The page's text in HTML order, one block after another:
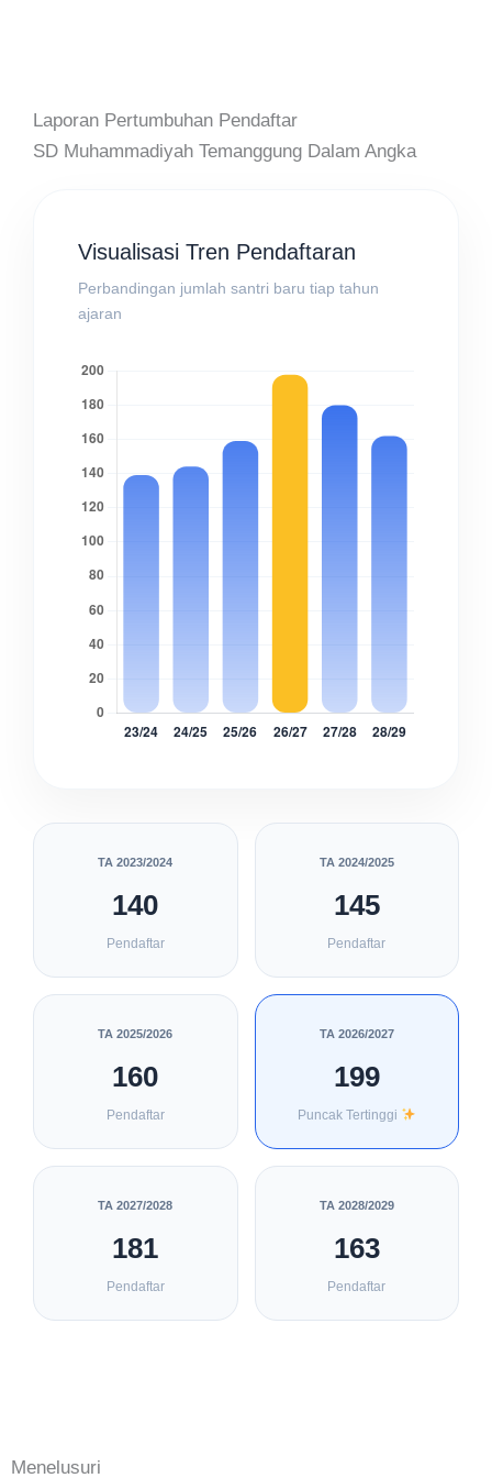
Laporan Pertumbuhan Pendaftar
SD Muhammadiyah Temanggung Dalam Angka
TA 2023/2024
140
Pendaftar
TA 2024/2025
145
Pendaftar
TA 2025/2026
160
Pendaftar
TA 2026/2027
199
Puncak Tertinggi
TA 2027/2028
181
Pendaftar
TA 2028/2029
163
Pendaftar
Visualisasi Tren Pendaftaran
Perbandingan jumlah santri baru tiap tahun
ajaran
Menelusuri